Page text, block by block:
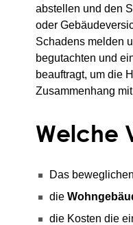
abstellen und den
oder
Schadens melden
begutachten und
beauftragt, um die
Zusammenhang
Welche
Das
die
die Kosten die